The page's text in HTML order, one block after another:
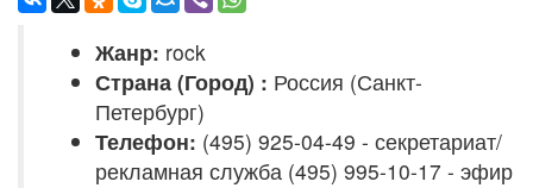
Жанр: rock
Страна (Город) : Россия (Санкт-
Петербург)
Телефон: (495) 925-04-49 - секретариат/
рекламная служба (495) 995-10-17 - эфир